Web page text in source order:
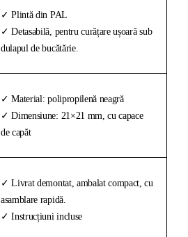
✓ Plintă din PAL
✓ Detasabilă, pentru curățare ușoară sub
dulapul de bucătărie.
✓ Material: polipropilenă neagră
✓ Dimensiune: 21×21 mm, cu capace
de capăt
✓ Livrat demontat, ambalat compact, cu
asamblare rapidă.
✓ Instrucțiuni incluse